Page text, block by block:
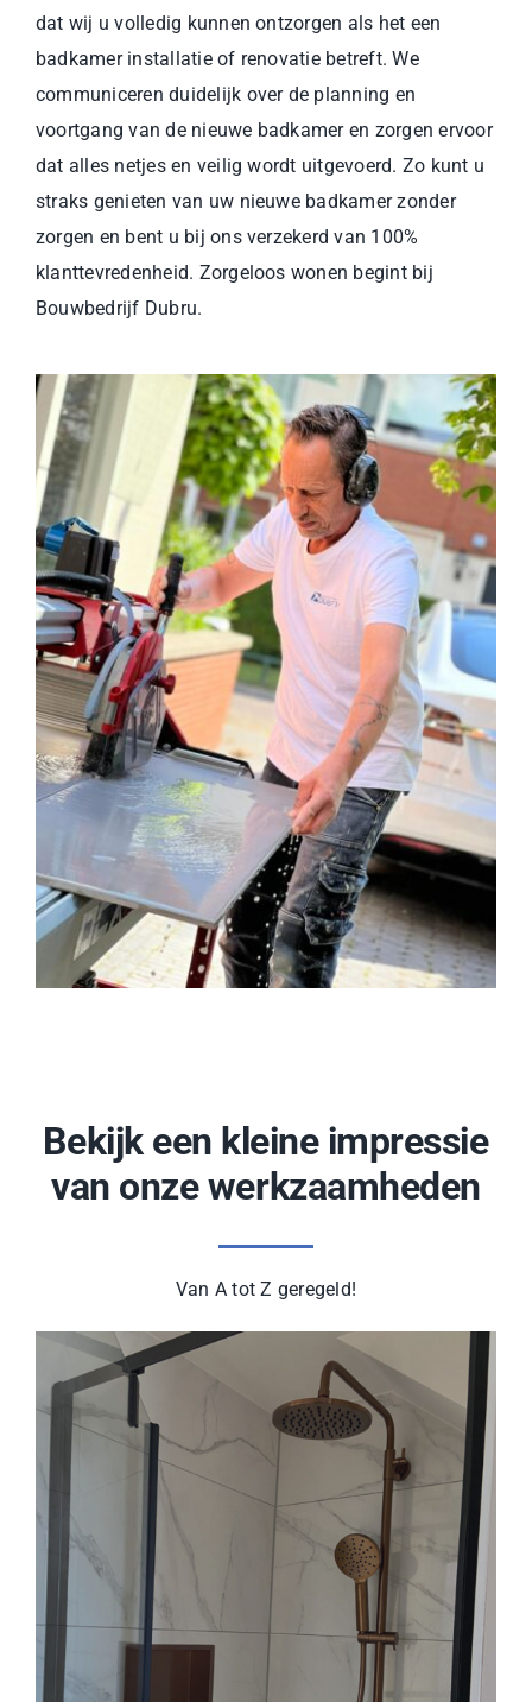
dat wij u volledig kunnen ontzorgen als het een
badkamer installatie of renovatie betreft. We
communiceren duidelijk over de planning en
voortgang van de nieuwe badkamer en zorgen ervoor
dat alles netjes en veilig wordt uitgevoerd. Zo kunt u
straks genieten van uw nieuwe badkamer zonder
zorgen en bent u bij ons verzekerd van 100%
klanttevredenheid. Zorgeloos wonen begint bij
Bouwbedrijf Dubru.
Bekijk een kleine impressie
van onze werkzaamheden
Van A tot Z geregeld!